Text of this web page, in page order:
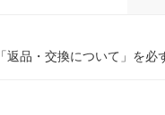
品・交換について」を必